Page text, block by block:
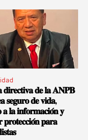
𝐝𝐞 𝐥𝐚 𝐀𝐍𝐏𝐁
𝐬𝐞𝐠𝐮𝐫𝐨 𝐝𝐞 𝐯𝐢𝐝𝐚,
𝐚 𝐥𝐚 𝐢𝐧𝐟𝐨𝐫𝐦𝐚𝐜𝐢𝐨́𝐧 𝐲
𝐩𝐚𝐫𝐚